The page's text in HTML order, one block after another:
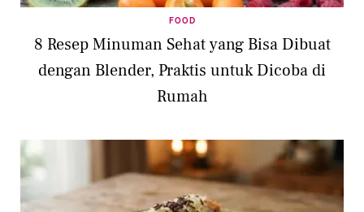
FOOD
8 Resep Minuman Sehat yang Bisa Dibuat
dengan Blender, Praktis untuk Dicoba di
Rumah